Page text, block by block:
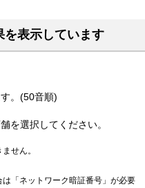
を表示しています
。(50音順)
を選択してください。
せん。
「ネットワーク暗証番号」が必要